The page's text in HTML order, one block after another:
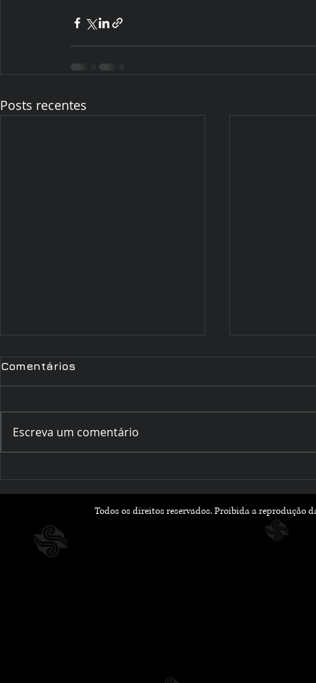
Posts recentes
Leves e Apaixonantes
para a Nova Estação
Inspiram
Comentários
Escreva um comentário
Todos os direitos reservados. Proibida a reprodução